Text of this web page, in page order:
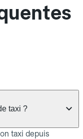
taxi ?
taxi depuis